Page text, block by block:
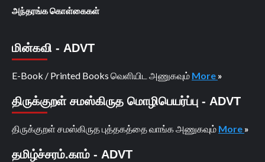
அந்தரங்க கொள்கைகள்
மின்கவி - ADVT
E-Book / Printed Books வெளியிட அணுகவும் More »
திருக்குறள் சமஸ்கிருத மொழிபெயர்ப்பு - ADVT
திருக்குறள் சமஸ்கிருத புத்தகத்தை வாங்க அணுகவும் More »
தமிழ்ச்சரம்.காம் - ADVT